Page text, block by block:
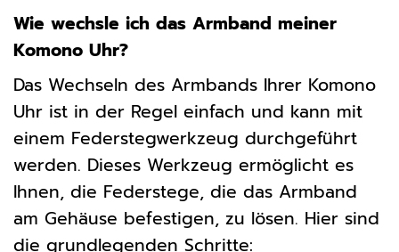
Wie wechsle ich das Armband meiner
Komono Uhr?
Das Wechseln des Armbands Ihrer Komono
Uhr ist in der Regel einfach und kann mit
einem Federstegwerkzeug durchgeführt
werden. Dieses Werkzeug ermöglicht es
Ihnen, die Federstege, die das Armband
am Gehäuse befestigen, zu lösen. Hier sind
die grundlegenden Schritte: